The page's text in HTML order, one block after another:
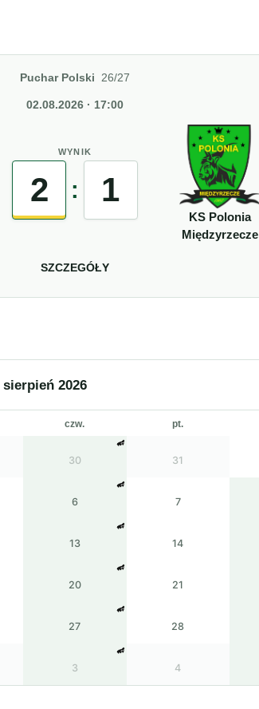
Puchar Polski 26/27
02.08.2026 · 17:00
WYNIK
2 : 1
KS Polonia
Międzyrzecze
SZCZEGÓŁY
sierpień 2026
czw. pt.
30 31
6 7
13 14
20 21
27 28
3 4